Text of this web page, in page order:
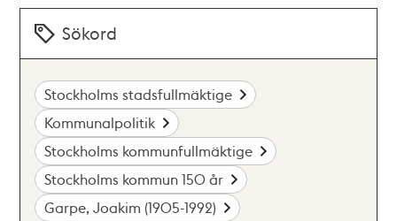
Sökord
Stockholms stadsfullmäktige
Kommunalpolitik
Stockholms kommunfullmäktige
Stockholms kommun 150 år
Garpe, Joakim (1905-1992)